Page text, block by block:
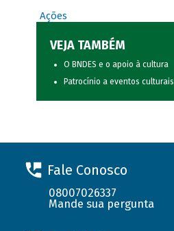
Ações
VEJA TAMBÉM
O BNDES e o apoio à cultura
Patrocínio a eventos culturais
Fale Conosco
08007026337
Mande sua pergunta